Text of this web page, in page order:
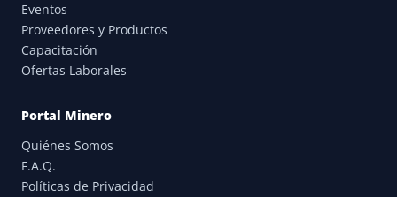
Eventos
Proveedores y Productos
Capacitación
Ofertas Laborales
Portal Minero
Quiénes Somos
F.A.Q.
Políticas de Privacidad